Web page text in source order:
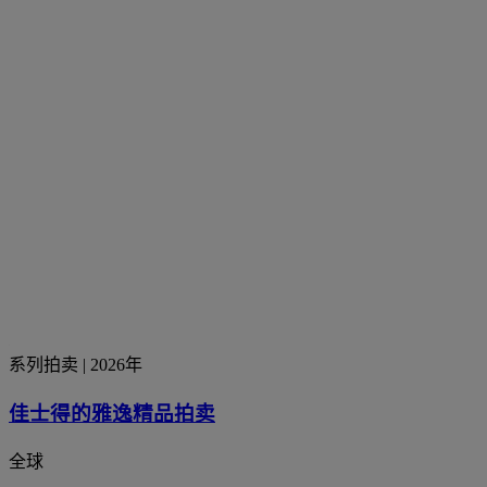
系列拍卖 | 2026年
佳士得的雅逸精品拍卖
全球